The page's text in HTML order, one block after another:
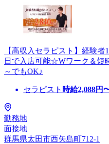
【高収入セラピスト】経験
日で入店可能☆Wワーク＆短
～でもOK♪
セラピスト 時給2,088円
勤務地
面接地
群馬県太田市西矢島町712-1